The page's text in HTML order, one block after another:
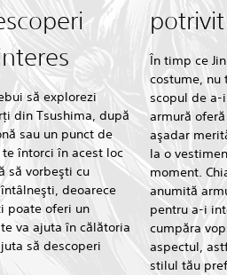
să explorezi
din Tsushima, după
sau un punct de
întorci în acest loc
să vorbeşti cu
deoarece
poate oferi un
va ajuta în călătoria
să descoperi
potrivit
În timp ce
costume, nu
scopul de a-
armură
aşadar
la o
moment.
anumită
pentru a-i
cumpăra
aspectul,
stilul tău